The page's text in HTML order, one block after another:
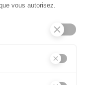
vous autorisez.